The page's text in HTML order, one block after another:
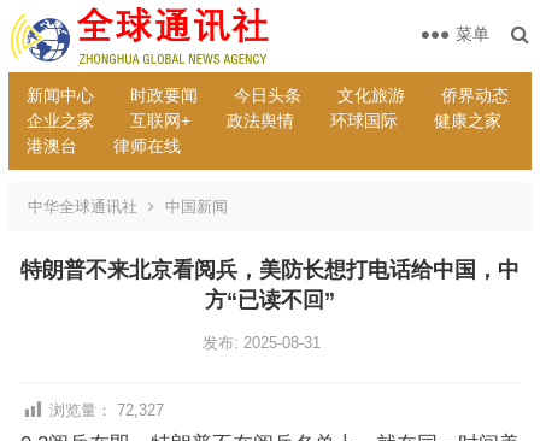
新闻中心 时政要闻 今日头条 文化旅游
侨界动态
企业之家
互联网+ 政法舆情 环球国际
健康之家
港澳台
律师在线
菜单
中华全球通讯社 中国新闻
特朗普不来北京看阅兵，美防长想打电话给中国，中
方“已读不回”
发布: 2025-08-31
浏览量： 72,327